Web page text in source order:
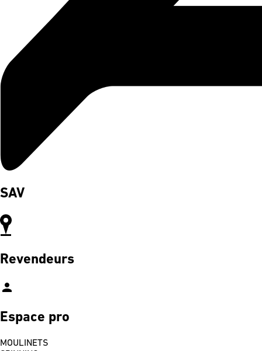
SAV
Revendeurs
person
Espace pro
MOULINETS